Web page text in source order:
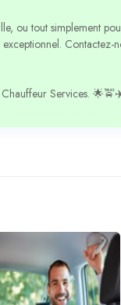
ou tout simplement
Contactez-
Chauffeur Services.